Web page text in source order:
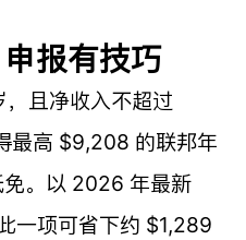
报有技巧
且净收入不超过
最高 $9,208 的联邦年
。以 2026 年最新
一项可省下约 $1,289